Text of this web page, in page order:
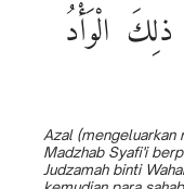
الْوَأْدُ
Azal (mengeluarkan
Madzhab Syafi'i
Judzamah binti